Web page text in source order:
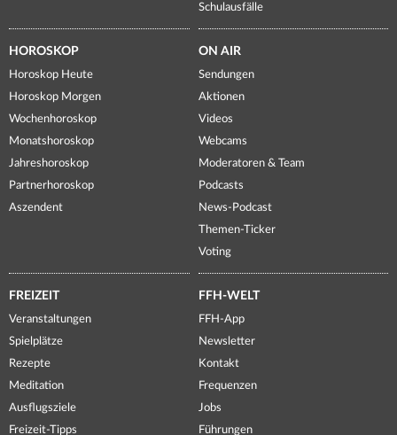
Schulausfälle
HOROSKOP
Horoskop Heute
Horoskop Morgen
Wochenhoroskop
Monatshoroskop
Jahreshoroskop
Partnerhoroskop
Aszendent
ON AIR
Sendungen
Aktionen
Videos
Webcams
Moderatoren & Team
Podcasts
News-Podcast
Themen-Ticker
Voting
FREIZEIT
Veranstaltungen
Spielplätze
Rezepte
Meditation
Ausflugsziele
Freizeit-Tipps
FFH-WELT
FFH-App
Newsletter
Kontakt
Frequenzen
Jobs
Führungen